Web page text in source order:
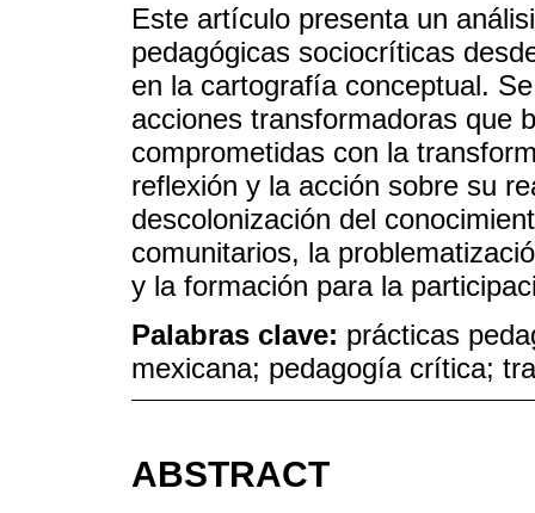
Este artículo presenta un
pedagógicas sociocríticas
en la cartografía conceptual.
acciones transformadoras que
comprometidas con la
reflexión y la acción sobre su
descolonización del
comunitarios, la
y la formación para la
Palabras clave: prácticas
mexicana; pedagogía crítica;
ABSTRACT